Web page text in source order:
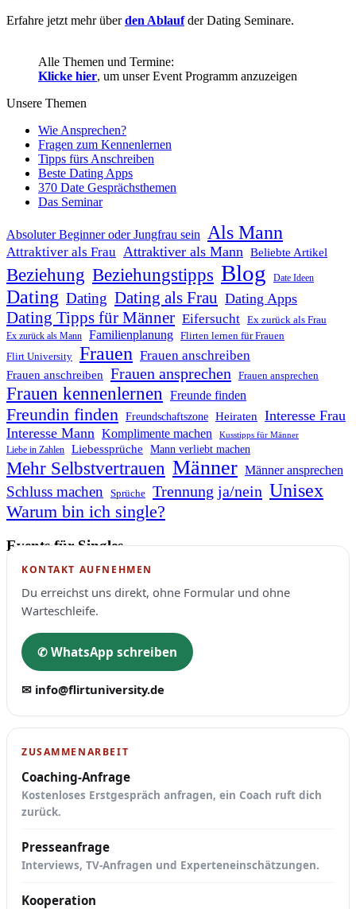
Erfahre jetzt mehr überden Ablaufder Dating Seminare.
Alle Themen und Termine:
Klicke hier, um unser Event Programm anzuzeigen
Unsere Themen
Wie Ansprechen?
Fragen zum Kennenlernen
Tipps fürs Anschreiben
Beste Dating Apps
370 Date Gesprächsthemen
Das Seminar
Absoluter Beginner oder Jungfrau sein Als Mann
Attraktiver als Frau Attraktiver als Mann Beliebte Artikel
Beziehung Beziehungstipps Blog Date Ideen
Dating Dating Dating als Frau Dating Apps
Dating Tipps für Männer Eifersucht Ex zurück als Frau
Ex zurück als Mann Familienplanung Flirten lernen für Frauen
Flirt University Frauen Frauen anschreiben
Frauen anschreiben Frauen ansprechen Frauen ansprechen
Frauen kennenlernen Freunde finden
Freundin finden Freundschaftszone Heiraten Interesse Frau
Interesse Mann Komplimente machen Kusstipps für Männer
Liebe in Zahlen Liebessprüche Mann verliebt machen
Mehr Selbstvertrauen Männer Männer ansprechen
Schluss machen Sprüche Trennung ja/nein Unisex
Warum bin ich single?
Events für Singles
KONTAKT AUFNEHMEN
Du erreichst uns direkt, ohne Formular und ohne
Warteschleife.
✆ WhatsApp schreiben
✉ info@flirtuniversity.de
ZUSAMMENARBEIT
Coaching-Anfrage
Kostenloses Erstgespräch anfragen, ein Coach ruft dich
zurück.
Presseanfrage
Interviews, TV-Anfragen und Experteneinschätzungen.
Kooperation